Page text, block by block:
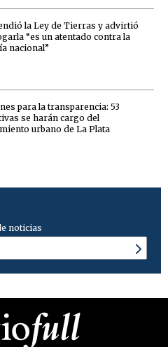
la Ley de Tierras y advirtió
“es un atentado contra la
nacional”
para la transparencia: 53
se harán cargo del
urbano de La Plata
noticias